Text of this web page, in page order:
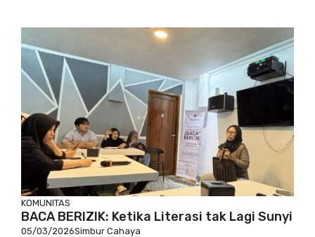
KOMUNITAS
BACA BERIZIK: Ketika Literasi tak Lagi Sunyi
05/03/2026Simbur Cahaya